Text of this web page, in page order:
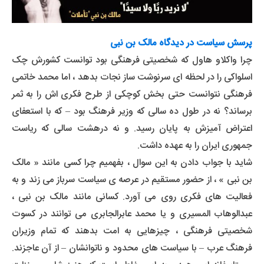
پرسش سیاست در دیدگاه مالک بن نبی
چرا واکلاو هاول که شخصیتی فرهنگی بود توانست کشورش چک
اسلواکی را در لحظه ای سرنوشت ساز نجات بدهد ، اما محمد خاتمی
فرهنگی نتوانست حتی بخش کوچکی از طرح فکری اش را به ثمر
برساند؟ نه در طول ده سالی که وزیر فرهنگ بود – که با استعفای
اعتراض آمیزش به پایان رسید. و نه درهشت سالی که ریاست
جمهوری ایران را به عهده داشت.
شاید با جواب دادن به این سوال ، بفهمیم چرا کسی مانند « مالک
بن نبی » ، از حضور مستقیم در عرصه ی سیاست سرباز می زند و به
فعالیت های فکری روی می آورد. کسانی مانند مالک بن نبی ،
عبدالوهاب المسیری و یا محمد عابرالجابری می توانند در کسوت
شخصیتی فرهنگی ، چیزهایی به امت بدهند که تمام وزیران
فرهنگ عرب – با سیاست های محدود و ناتوانشان – از آن عاجزند.